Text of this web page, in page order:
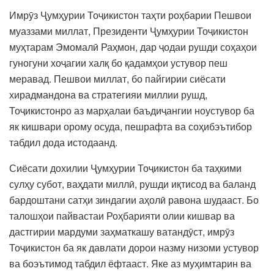
Имрӯз Ҷумҳурии Тоҷикистон таҳти роҳбарии Пешвои
муаззами миллат, Президенти Ҷумҳурии Тоҷикистон
муҳтарам Эмомалӣ Раҳмон, дар ҷодаи рушди соҳаҳои
гуногуни хоҷагии халқ бо қадамҳои устувор пеш
меравад. Пешвои миллат, бо пайгирии сиёсати
хирадмандона ва стратегияи миллии рушд,
Тоҷикистонро аз марҳалаи баъдиҷангии ноустувор ба
як кишвари орому осуда, пешрафта ва соҳибэътибор
табдил дода истодаанд.
Сиёсати дохилии Ҷумҳурии Тоҷикистон ба таҳкими
сулҳу субот, ваҳдати миллӣ, рушди иқтисод ва баланд
бардоштани сатҳи зиндагии аҳолӣ равона шудааст. Бо
талошҳои пайвастаи Роҳбарияти олии кишвар ва
дастгирии мардуми заҳматкашу ватандӯст, имрӯз
Тоҷикистон ба як давлати дорои назму низоми устувор
ва боэътимод табдил ёфтааст. Яке аз муҳимтарин ва